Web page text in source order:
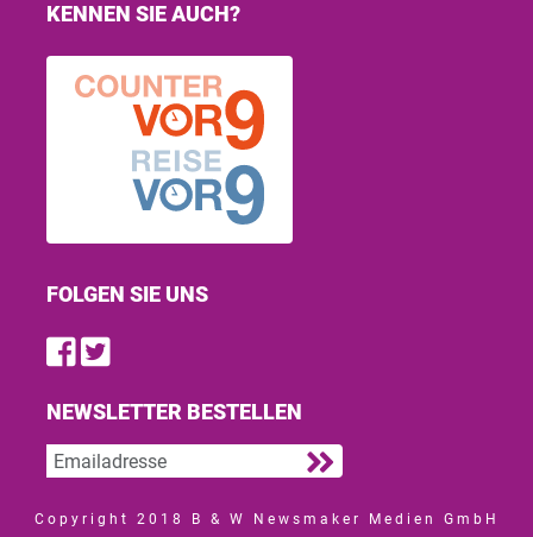
KENNEN SIE AUCH?
FOLGEN SIE UNS
Find us on Facebook
Follow us on Twitter
NEWSLETTER BESTELLEN
Copyright 2018 B & W Newsmaker Medien GmbH